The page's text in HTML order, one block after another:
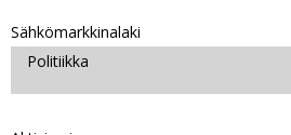
Sähkömarkkinalaki
Politiikka